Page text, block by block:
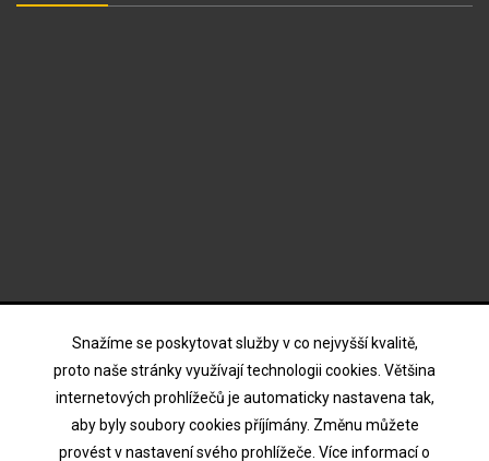
Snažíme se poskytovat služby v co nejvyšší kvalitě,
proto naše stránky využívají technologii cookies. Většina
internetových prohlížečů je automaticky nastavena tak,
aby byly soubory cookies příjímány. Změnu můžete
provést v nastavení svého prohlížeče. Více informací o
Souhlasím s podmínkami a zásadami ochrany osobních
údajů